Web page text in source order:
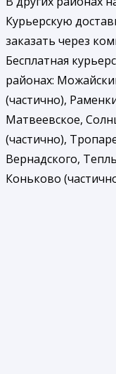
Курьерскую
заказать через
Бесплатная
районах:
(частично),
Матвеевское,
(частично),
Вернадского,
Коньково